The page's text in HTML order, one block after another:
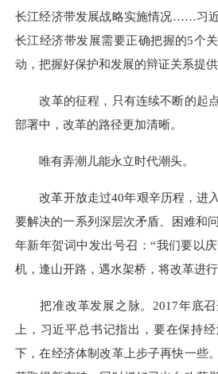
长江经济带发展战略实施情况……习
长江经济带发展需要正确把握的5个
动，把握好保护和发展的辩证关系提供
改革的征程，只有连续不断的起点
部署中，改革的路径更加清晰。
唯有弄潮儿能永立时代潮头。
改革开放走过40年艰辛历程，进
要解决的一系列深层次矛盾、困难和
年新年贺词中发出号召：“我们要以
机，逢山开路，遇水架桥，将改革进
把准改革发展之脉。2017年底召
上，习近平总书记指出，要在保持
下，在经济体制改革上步子再快一些